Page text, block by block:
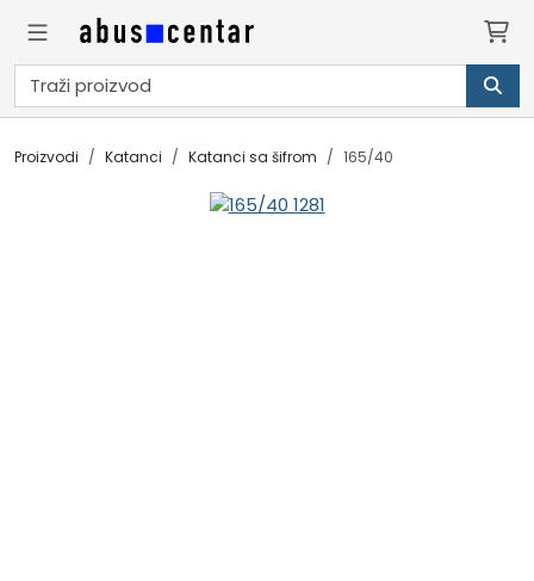
Proizvodi Katanci Katanci sa šifrom 165/40